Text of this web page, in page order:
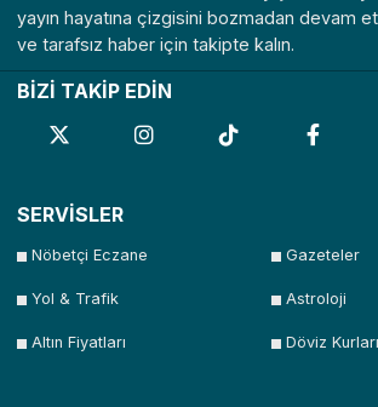
yayın hayatına çizgisini bozmadan devam
ve tarafsız haber için takipte kalın.
BİZİ TAKİP EDİN
SERVİSLER
Nöbetçi Eczane Gazeteler
Yol & Trafik Astroloji
Altın Fiyatları Döviz Kurları